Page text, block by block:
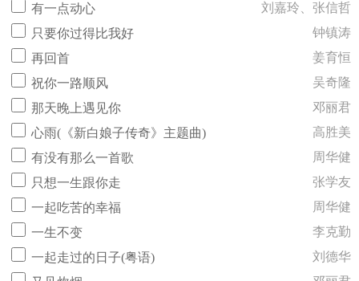
有一点动心
刘嘉玲、张信哲
只要你过得比我好
钟镇涛
再回首
姜育恒
祝你一路顺风
吴奇隆
那天晚上遇见你
邓丽君
心雨(《新白娘子传奇》主题曲)
高胜美
有没有那么一首歌
周华健
只想一生跟你走
张学友
一起吃苦的幸福
周华健
一生不变
李克勤
一起走过的日子(粤语)
刘德华